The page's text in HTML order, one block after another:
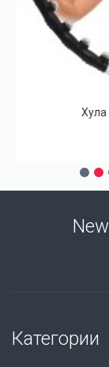
Хула
Категории